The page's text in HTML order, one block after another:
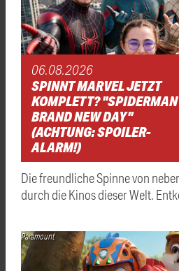
06.08.2026
SPINNT MARVEL JETZT
KOMPLETT?
BRAND NEW DAY"
(ACHTUNG: SPOILER-
ALARM!)
Die freundliche Spinne von
durch die Kinos dieser Welt.
Paramount